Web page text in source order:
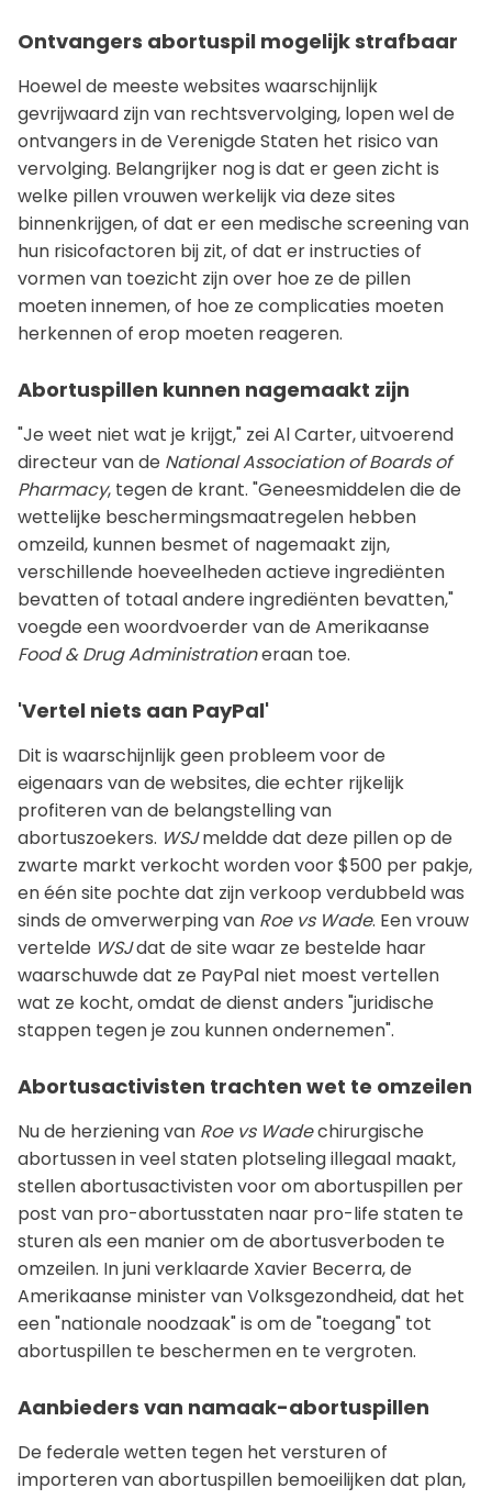
Ontvangers abortuspil mogelijk strafbaar
Hoewel de meeste websites waarschijnlijk
gevrijwaard zijn van rechtsvervolging, lopen wel de
ontvangers in de Verenigde Staten het risico van
vervolging. Belangrijker nog is dat er geen zicht is
welke pillen vrouwen werkelijk via deze sites
binnenkrijgen, of dat er een medische screening van
hun risicofactoren bij zit, of dat er instructies of
vormen van toezicht zijn over hoe ze de pillen
moeten innemen, of hoe ze complicaties moeten
herkennen of erop moeten reageren.
Abortuspillen kunnen nagemaakt zijn
"Je weet niet wat je krijgt," zei Al Carter, uitvoerend
directeur van de National Association of Boards of
Pharmacy, tegen de krant. "Geneesmiddelen die de
wettelijke beschermingsmaatregelen hebben
omzeild, kunnen besmet of nagemaakt zijn,
verschillende hoeveelheden actieve ingrediënten
bevatten of totaal andere ingrediënten bevatten,"
voegde een woordvoerder van de Amerikaanse
Food & Drug Administrationeraan toe.
'Vertel niets aan PayPal'
Dit is waarschijnlijk geen probleem voor de
eigenaars van de websites, die echter rijkelijk
profiteren van de belangstelling van
abortuszoekers. WSJmeldde dat deze pillen op de
zwarte markt verkocht worden voor $500 per pakje,
en één site pochte dat zijn verkoop verdubbeld was
sinds de omverwerping van Roe vs Wade. Een vrouw
vertelde WSJdat de site waar ze bestelde haar
waarschuwde dat ze PayPal niet moest vertellen
wat ze kocht, omdat de dienst anders "juridische
stappen tegen je zou kunnen ondernemen".
Abortusactivisten trachten wet te omzeilen
Nu de herziening van Roe vs Wadechirurgische
abortussen in veel staten plotseling illegaal maakt,
stellen abortusactivisten voor om abortuspillen per
post van pro-abortusstaten naar pro-life staten te
sturen als een manier om de abortusverboden te
omzeilen. In juni verklaarde Xavier Becerra, de
Amerikaanse minister van Volksgezondheid, dat het
een "nationale noodzaak" is om de "toegang" tot
abortuspillen te beschermen en te vergroten.
Aanbieders van namaak-abortuspillen
De federale wetten tegen het versturen of
importeren van abortuspillen bemoeilijken dat plan,